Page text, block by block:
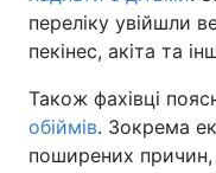
переліку увійшли
пекінес, акіта та
Також фахівці
обіймів. Зокрема
поширених